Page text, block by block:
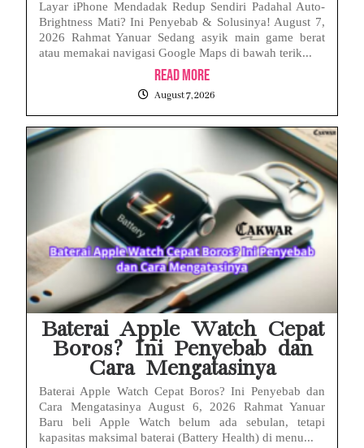
Layar iPhone Mendadak Redup Sendiri Padahal Auto-
Brightness Mati? Ini Penyebab & Solusinya! August 7,
2026 Rahmat Yanuar Sedang asyik main game berat
atau memakai navigasi Google Maps di bawah terik...
Read More
August 7, 2026
Baterai Apple Watch Cepat
Boros? Ini Penyebab dan
Cara Mengatasinya
Baterai Apple Watch Cepat Boros? Ini Penyebab dan
Cara Mengatasinya August 6, 2026 Rahmat Yanuar
Baru beli Apple Watch belum ada sebulan, tetapi
kapasitas maksimal baterai (Battery Health) di menu...